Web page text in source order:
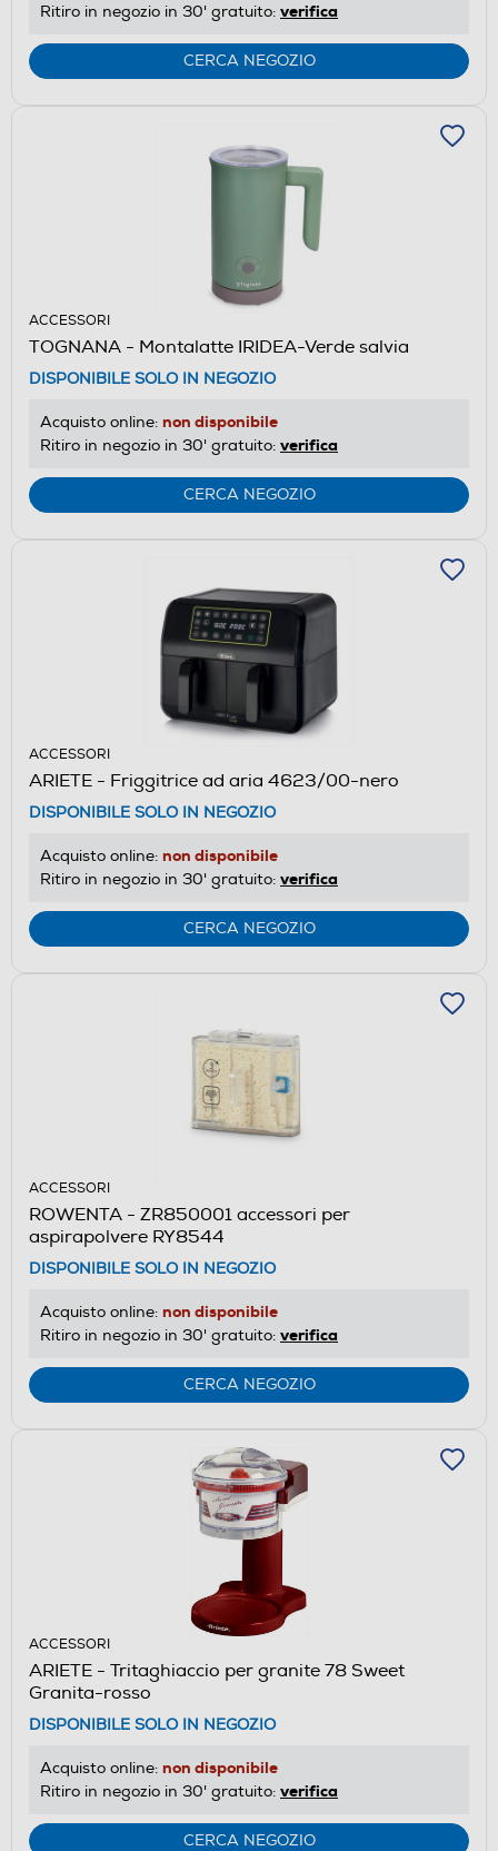
Ritiro in negozio in 30' gratuito: verifica
CERCA NEGOZIO
ACCESSORI
TOGNANA - Montalatte IRIDEA-Verde salvia
DISPONIBILE SOLO IN NEGOZIO
Acquisto online: non disponibile
Ritiro in negozio in 30' gratuito: verifica
CERCA NEGOZIO
ACCESSORI
ARIETE - Friggitrice ad aria 4623/00-nero
DISPONIBILE SOLO IN NEGOZIO
Acquisto online: non disponibile
Ritiro in negozio in 30' gratuito: verifica
CERCA NEGOZIO
ACCESSORI
ROWENTA - ZR850001 accessori per
aspirapolvere RY8544
DISPONIBILE SOLO IN NEGOZIO
Acquisto online: non disponibile
Ritiro in negozio in 30' gratuito: verifica
CERCA NEGOZIO
ACCESSORI
ARIETE - Tritaghiaccio per granite 78 Sweet
Granita-rosso
DISPONIBILE SOLO IN NEGOZIO
Acquisto online: non disponibile
Ritiro in negozio in 30' gratuito: verifica
CERCA NEGOZIO